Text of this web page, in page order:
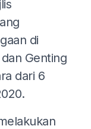
di
Genting
dari 6